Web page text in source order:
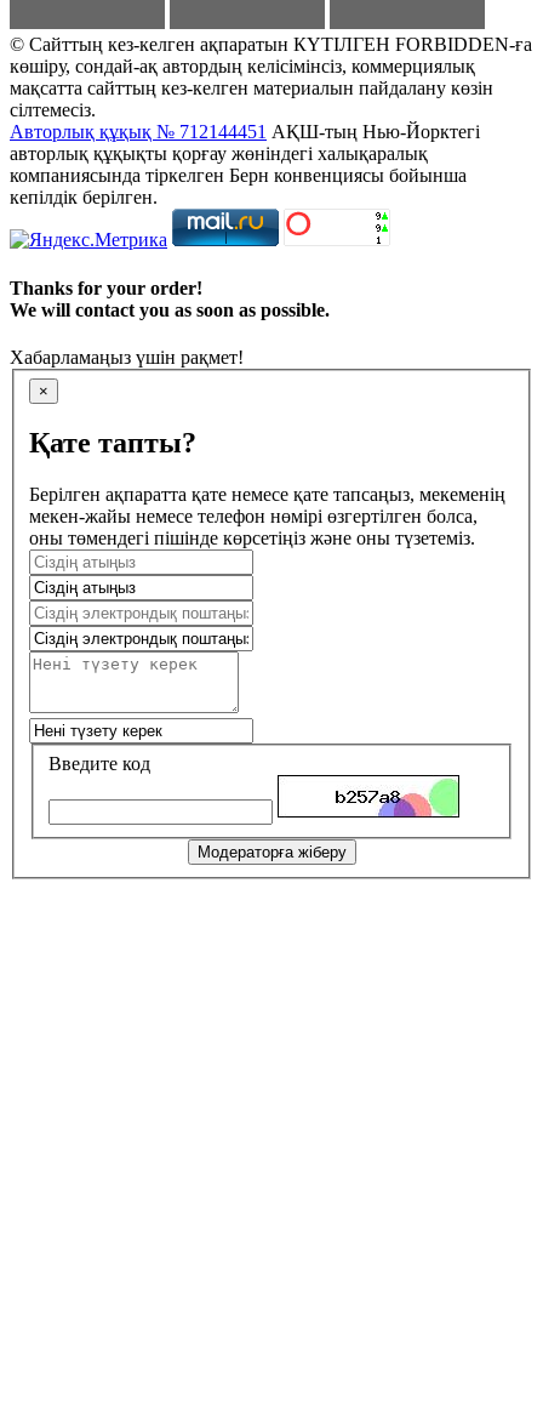
© Сайттың кез-келген ақпаратын КҮТІЛГЕН FORBIDDEN-ға
көшіру, сондай-ақ автордың келісімінсіз, коммерциялық
мақсатта сайттың кез-келген материалын пайдалану көзін
сілтемесіз.
Авторлық құқық № 712144451 АҚШ-тың Нью-Йорктегі
авторлық құқықты қорғау жөніндегі халықаралық
компаниясында тіркелген Берн конвенциясы бойынша
кепілдік берілген.
Thanks for your order!
We will contact you as soon as possible.
Хабарламаңыз үшін рақмет!
×
Қате тапты?
Берілген ақпаратта қате немесе қате тапсаңыз, мекеменің
мекен-жайы немесе телефон нөмірі өзгертілген болса,
оны төмендегі пішінде көрсетіңіз және оны түзетеміз.
Введите код
Модераторға жіберу